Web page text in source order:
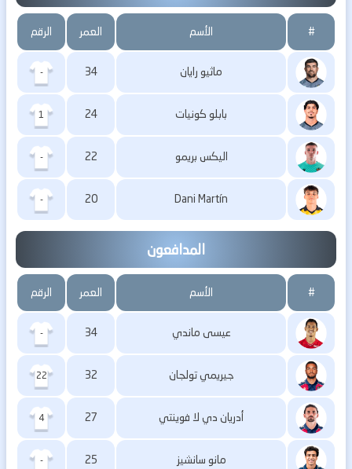
# الأسم العمر الرقم
ماثيو رايان 34
-
بابلو كونيات 24
1
اليكس بريمو 22
-
Dani Martín
20
-
المدافعون
# الأسم العمر الرقم
عيسى ماندي 34
-
جيريمي تولجان 32
22
أدريان دي لا فوينتي 27
4
مانو سانشيز 25
-